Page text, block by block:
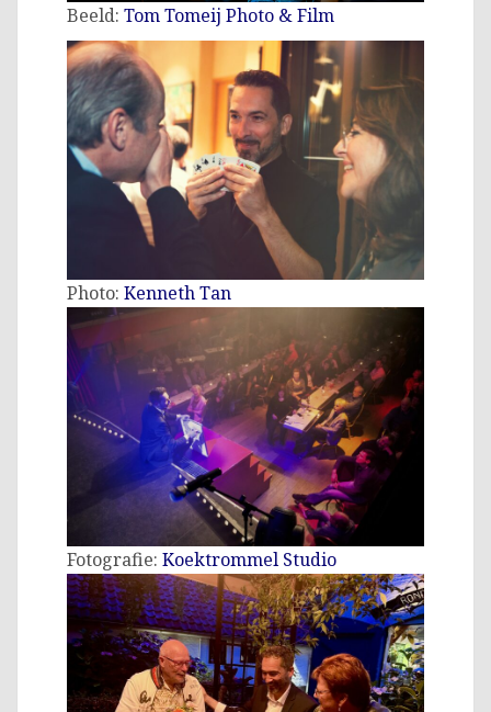
Beeld: Tom Tomeij Photo & Film
Photo: Kenneth Tan
Fotografie: Koektrommel Studio